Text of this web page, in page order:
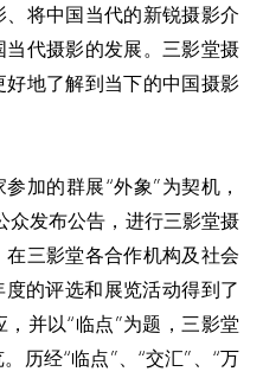
将中国当代的新锐摄影介
代摄影的发展。三影堂摄
地了解到当下的中国摄影
加的群展“外象”为契机，
发布公告，进行三影堂摄
三影堂各合作机构及社会
的评选和展览活动得到了
并以“临点”为题，三影堂
历经“临点”、“交汇”、“万